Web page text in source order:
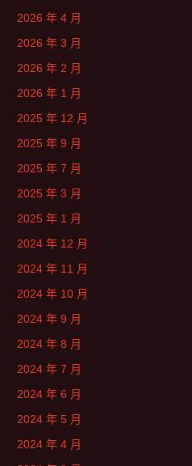
2026 年 4 月
2026 年 3 月
2026 年 2 月
2026 年 1 月
2025 年 12 月
2025 年 9 月
2025 年 7 月
2025 年 3 月
2025 年 1 月
2024 年 12 月
2024 年 11 月
2024 年 10 月
2024 年 9 月
2024 年 8 月
2024 年 7 月
2024 年 6 月
2024 年 5 月
2024 年 4 月